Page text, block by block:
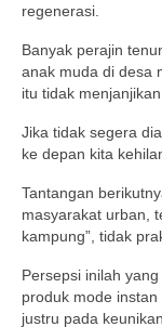
regenerasi.
Banyak perajin
anak muda di desa
itu tidak
Jika tidak segera
ke depan kita
Tantangan
masyarakat urban,
kampung”, tidak
Persepsi inilah
produk mode
justru pada